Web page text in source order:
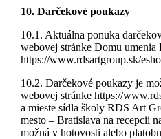
10. Darčekové poukazy
10.1. Aktuálna ponuka
webovej stránke Domu
https://www.rdsartgroup.sk/
10.2. Darčekové poukazy je
webovej stránke https://
a mieste sídla školy RDS Art
mesto – Bratislava na recepcii
možná v hotovosti alebo